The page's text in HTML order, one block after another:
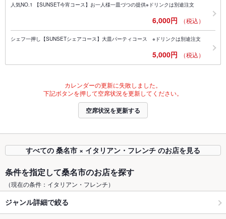
人気NO.1 【SUNSET今宵コース】お一人様一皿づつの提供※ドリンクは別途注文
6,000円 （税込）
シェフ一押し【SUNSETシェアコース】大皿パーティコース ※ドリンクは別途注文
5,000円 （税込）
カレンダーの更新に失敗しました。
下記ボタンを押して空席状況を更新してください。
空席状況を更新する
すべての 桑名市 × イタリアン・フレンチ のお店を見る
条件を指定して桑名市のお店を探す
（現在の条件：イタリアン・フレンチ）
ジャンル詳細で絞る